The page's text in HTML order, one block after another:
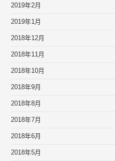
2019年2月
2019年1月
2018年12月
2018年11月
2018年10月
2018年9月
2018年8月
2018年7月
2018年6月
2018年5月